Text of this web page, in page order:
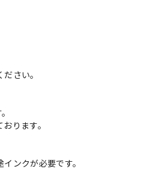
さい。
ります。
ンクが必要です。